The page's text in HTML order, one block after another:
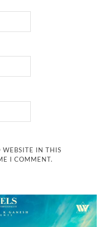
IN THIS
I COMMENT.